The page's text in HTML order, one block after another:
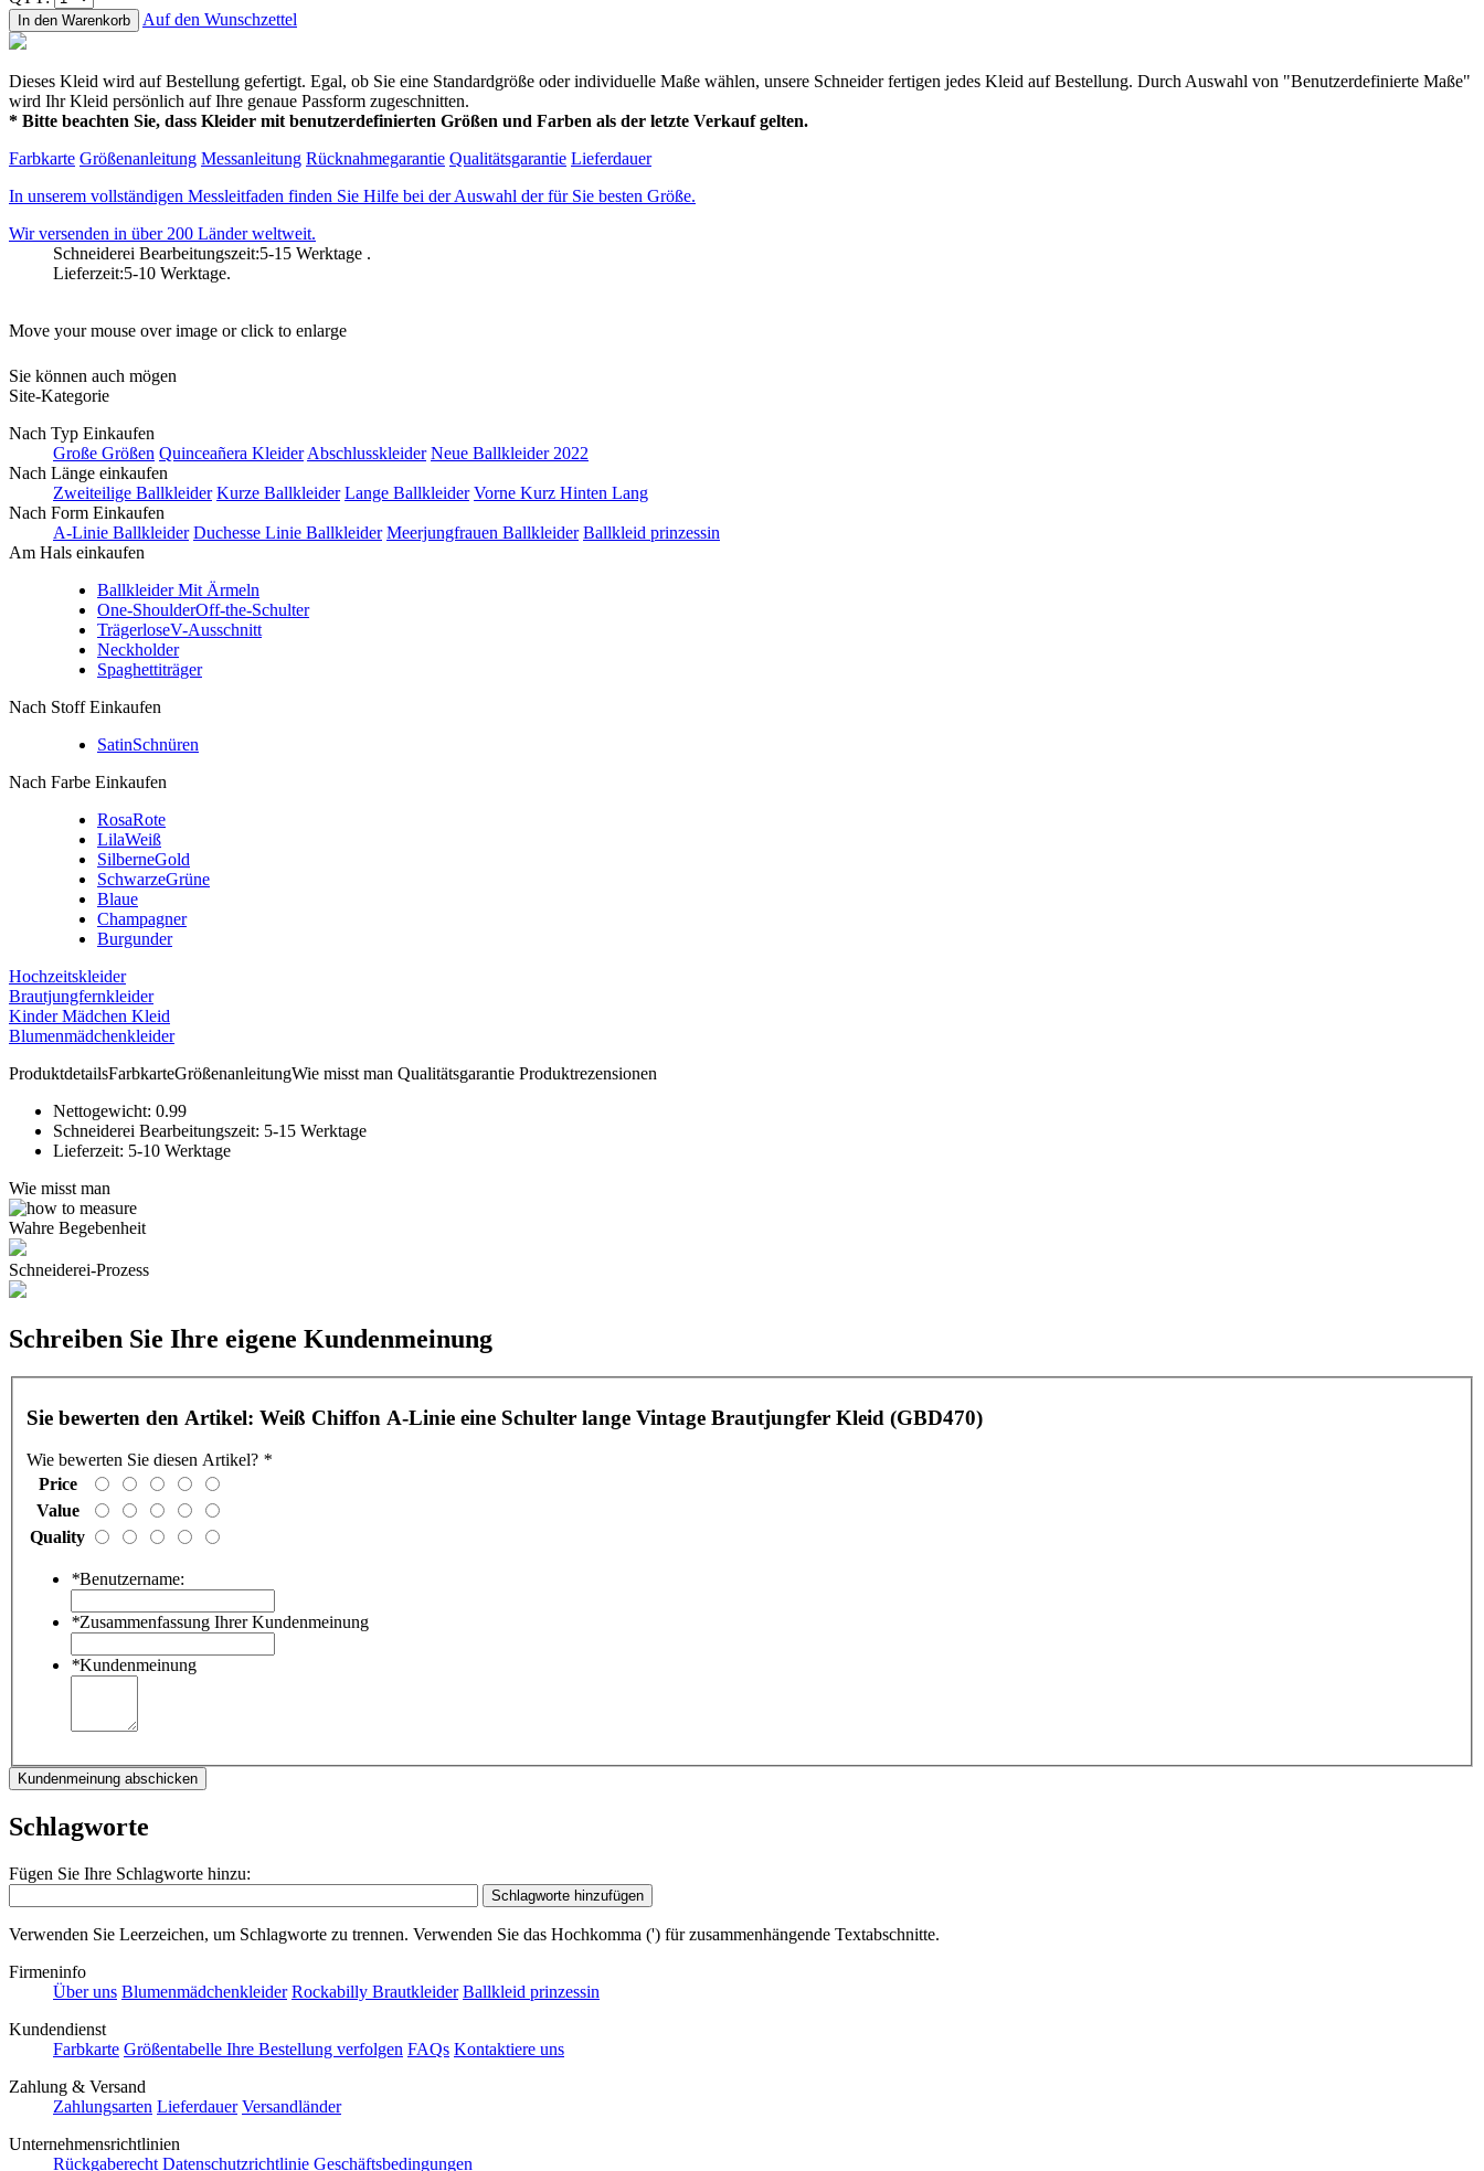
In den Warenkorb Auf den Wunschzettel
Dieses Kleid wird auf Bestellung gefertigt. Egal, ob Sie eine Standardgröße oder individuelle Maße wählen, unsere Schneider fertigen jedes Kleid auf Bestellung. Durch Auswahl von "Benutzerdefinierte Maße"
wird Ihr Kleid persönlich auf Ihre genaue Passform zugeschnitten.
* Bitte beachten Sie, dass Kleider mit benutzerdefinierten Größen und Farben als der letzte Verkauf gelten.
Farbkarte Größenanleitung Messanleitung Rücknahmegarantie Qualitätsgarantie Lieferdauer
In unserem vollständigen Messleitfaden finden Sie Hilfe bei der Auswahl der für Sie besten Größe.
Wir versenden in über 200 Länder weltweit.
Schneiderei Bearbeitungszeit:5-15 Werktage .
Lieferzeit:5-10 Werktage.
Move your mouse over image or click to enlarge
Sie können auch mögen
Site-Kategorie
Nach Typ Einkaufen
Große Größen Quinceañera KleiderAbschlusskleider Neue Ballkleider 2022
Nach Länge einkaufen
Zweiteilige Ballkleider Kurze Ballkleider Lange Ballkleider Vorne Kurz Hinten Lang
Nach Form Einkaufen
A-Linie Ballkleider Duchesse Linie Ballkleider Meerjungfrauen Ballkleider Ballkleid prinzessin
Am Hals einkaufen
Ballkleider Mit Ärmeln
One-ShoulderOff-the-Schulter
TrägerloseV-Ausschnitt
Neckholder
Spaghettiträger
Nach Stoff Einkaufen
SatinSchnüren
Nach Farbe Einkaufen
RosaRote
LilaWeiß
SilberneGold
SchwarzeGrüne
Blaue
Champagner
Burgunder
Hochzeitskleider
Brautjungfernkleider
Kinder Mädchen Kleid
Blumenmädchenkleider
ProduktdetailsFarbkarteGrößenanleitungWie misst man Qualitätsgarantie Produktrezensionen
Nettogewicht: 0.99
Schneiderei Bearbeitungszeit: 5-15 Werktage
Lieferzeit: 5-10 Werktage
Wie misst man
Wahre Begebenheit
Schneiderei-Prozess
Schreiben Sie Ihre eigene Kundenmeinung
Sie bewerten den Artikel: Weiß Chiffon A-Linie eine Schulter lange Vintage Brautjungfer Kleid (GBD470)
Wie bewerten Sie diesen Artikel? *
Price
Value
Quality
*Benutzername:
*Zusammenfassung Ihrer Kundenmeinung
*Kundenmeinung
Kundenmeinung abschicken
Schlagworte
Fügen Sie Ihre Schlagworte hinzu:
Schlagworte hinzufügen
Verwenden Sie Leerzeichen, um Schlagworte zu trennen. Verwenden Sie das Hochkomma (') für zusammenhängende Textabschnitte.
Firmeninfo
Über uns Blumenmädchenkleider Rockabilly Brautkleider Ballkleid prinzessin
Kundendienst
Farbkarte Größentabelle Ihre Bestellung verfolgen FAQs Kontaktiere uns
Zahlung & Versand
Zahlungsarten Lieferdauer Versandländer
Unternehmensrichtlinien
Rückgaberecht Datenschutzrichtlinie Geschäftsbedingungen